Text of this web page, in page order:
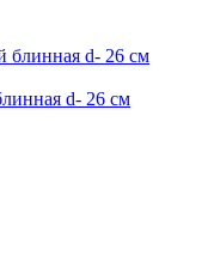
d- 26 см